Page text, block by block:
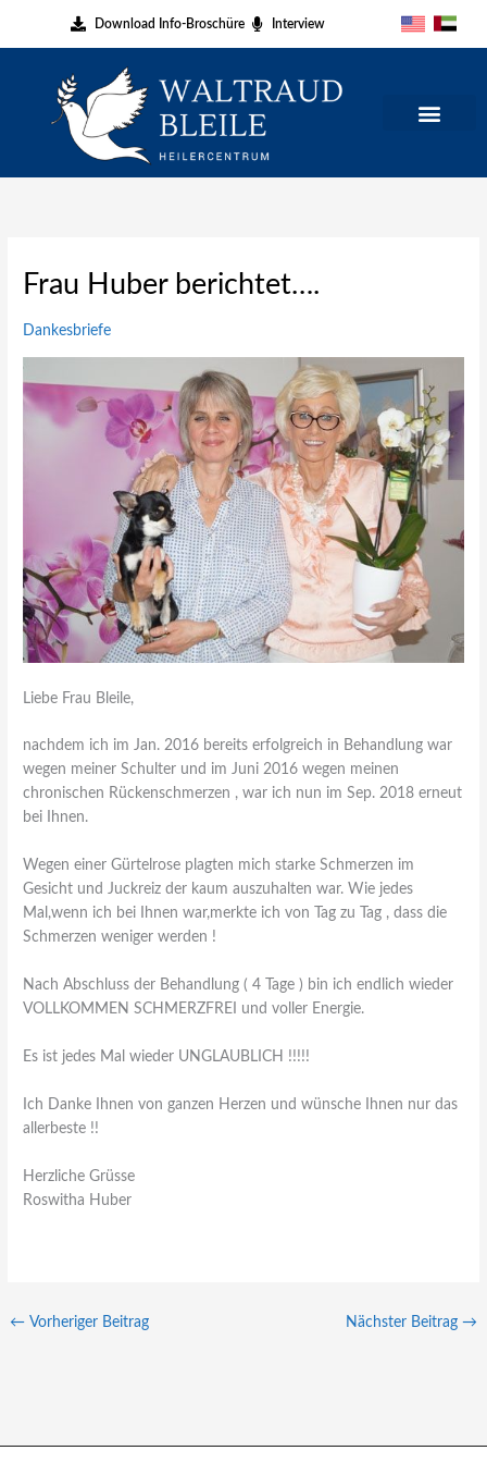
Download Info-Broschüre Interview
Frau Huber berichtet….
Dankesbriefe
Liebe Frau Bleile,
nachdem ich im Jan. 2016 bereits erfolgreich in Behandlung war
wegen meiner Schulter und im Juni 2016 wegen meinen
chronischen Rückenschmerzen , war ich nun im Sep. 2018 erneut
bei Ihnen.
Wegen einer Gürtelrose plagten mich starke Schmerzen im
Gesicht und Juckreiz der kaum auszuhalten war. Wie jedes
Mal,wenn ich bei Ihnen war,merkte ich von Tag zu Tag , dass die
Schmerzen weniger werden !
Nach Abschluss der Behandlung ( 4 Tage ) bin ich endlich wieder
VOLLKOMMEN SCHMERZFREI und voller Energie.
Es ist jedes Mal wieder UNGLAUBLICH !!!!!
Ich Danke Ihnen von ganzen Herzen und wünsche Ihnen nur das
allerbeste !!
Herzliche Grüsse
Roswitha Huber
← Vorheriger Beitrag Nächster Beitrag →